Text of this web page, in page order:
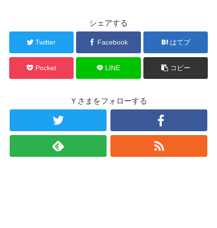
シェアする
Twitter Facebook はてブ
Pocket LINE コピー
Ｙさまをフォローする